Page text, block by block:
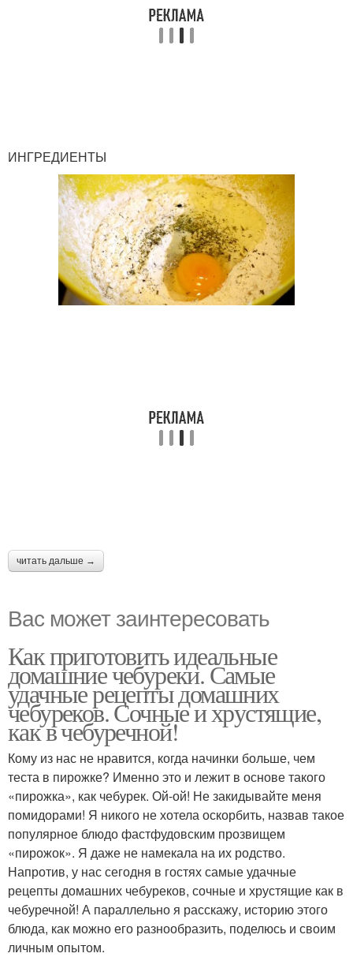
ИНГРЕДИЕНТЫ
читать дальше →
Вас может заинтересовать
Как приготовить идеальные
домашние чебуреки. Самые
удачные рецепты домашних
чебуреков. Сочные и хрустящие,
как в чебуречной!
Кому из нас не нравится, когда начинки больше, чем
теста в пирожке? Именно это и лежит в основе такого
«пирожка», как чебурек. Ой-ой! Не закидывайте меня
помидорами! Я никого не хотела оскорбить, назвав такое
популярное блюдо фастфудовским прозвищем
«пирожок». Я даже не намекала на их родство.
Напротив, у нас сегодня в гостях самые удачные
рецепты домашних чебуреков, сочные и хрустящие как в
чебуречной! А параллельно я расскажу, историю этого
блюда, как можно его разнообразить, поделюсь и своим
личным опытом.